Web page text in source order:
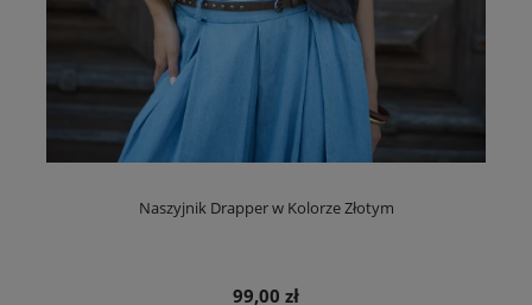
Naszyjnik Drapper w Kolorze Złotym
99,00 zł